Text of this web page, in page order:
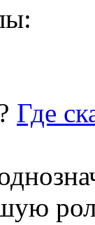
Где